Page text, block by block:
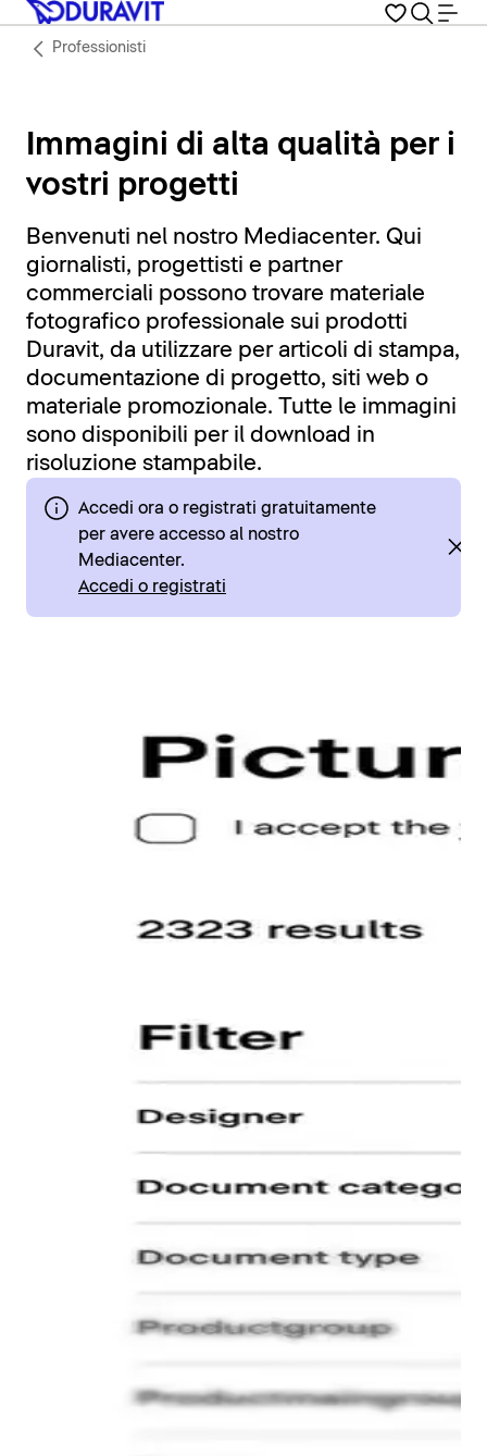
Professionisti
Immagini di alta qualità per i
vostri progetti
Benvenuti nel nostro Mediacenter. Qui
giornalisti, progettisti e partner
commerciali possono trovare materiale
fotografico professionale sui prodotti
Duravit, da utilizzare per articoli di stampa,
documentazione di progetto, siti web o
materiale promozionale. Tutte le immagini
sono disponibili per il download in
risoluzione stampabile.
Accedi ora o registrati gratuitamente
per avere accesso al nostro
Mediacenter.
Accedi o registrati